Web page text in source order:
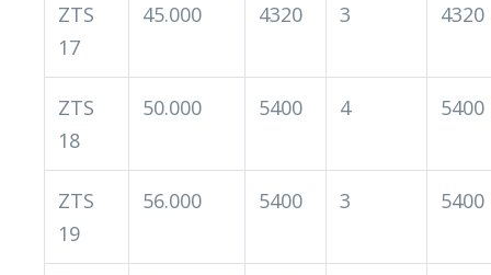
ZTS
17
45.000 4320 3 4320
ZTS
18
50.000 5400 4 5400
ZTS
19
56.000 5400 3 5400